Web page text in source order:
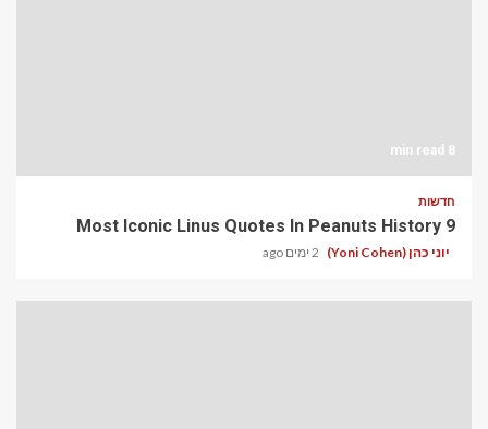
8 min read
חדשות
9 Most Iconic Linus Quotes In Peanuts History
יוני כהן (Yoni Cohen) 2 ימים ago